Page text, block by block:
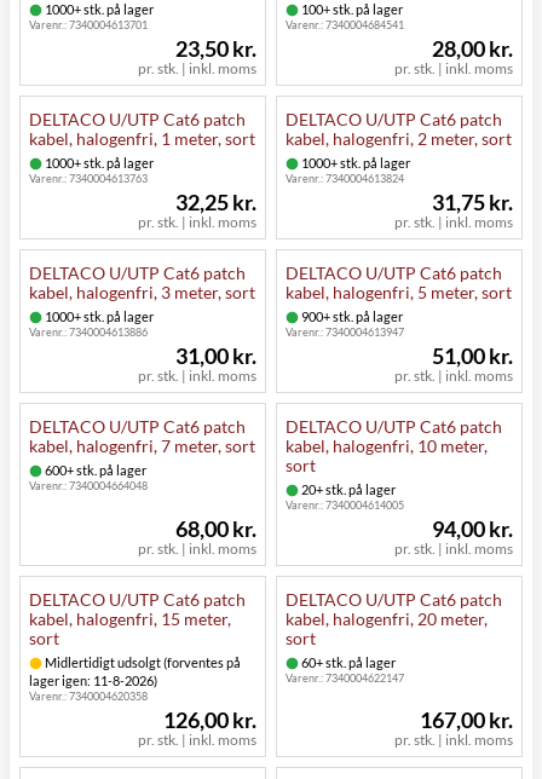
1000+ stk. på lager
Varenr.:7340004613701
pr. stk. | inkl. moms
23,50 kr.
100+ stk. på lager
Varenr.:7340004684541
pr. stk. | inkl. moms
28,00 kr.
DELTACO U/UTP Cat6 patch
kabel, halogenfri, 1 meter, sort
1000+ stk. på lager
Varenr.:7340004613763
pr. stk. | inkl. moms
32,25 kr.
DELTACO U/UTP Cat6 patch
kabel, halogenfri, 2 meter, sort
1000+ stk. på lager
Varenr.:7340004613824
pr. stk. | inkl. moms
31,75 kr.
DELTACO U/UTP Cat6 patch
kabel, halogenfri, 3 meter, sort
1000+ stk. på lager
Varenr.:7340004613886
pr. stk. | inkl. moms
31,00 kr.
DELTACO U/UTP Cat6 patch
kabel, halogenfri, 5 meter, sort
900+ stk. på lager
Varenr.:7340004613947
pr. stk. | inkl. moms
51,00 kr.
DELTACO U/UTP Cat6 patch
kabel, halogenfri, 7 meter, sort
600+ stk. på lager
Varenr.:7340004664048
pr. stk. | inkl. moms
68,00 kr.
DELTACO U/UTP Cat6 patch
kabel, halogenfri, 10 meter,
sort
20+ stk. på lager
Varenr.:7340004614005
pr. stk. | inkl. moms
94,00 kr.
DELTACO U/UTP Cat6 patch
kabel, halogenfri, 15 meter,
sort
Midlertidigt udsolgt (forventes på
lager igen: 11-8-2026)
Varenr.:7340004620358
pr. stk. | inkl. moms
126,00 kr.
DELTACO U/UTP Cat6 patch
kabel, halogenfri, 20 meter,
sort
60+ stk. på lager
Varenr.:7340004622147
pr. stk. | inkl. moms
167,00 kr.